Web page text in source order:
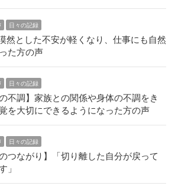
日々の記録
然とした不安が軽くなり、仕事にも自然
た方の声
日々の記録
不調】家族との関係や身体の不調をき
を大切にできるようになった方の声
日々の記録
つながり】「切り離した自分が戻って
」